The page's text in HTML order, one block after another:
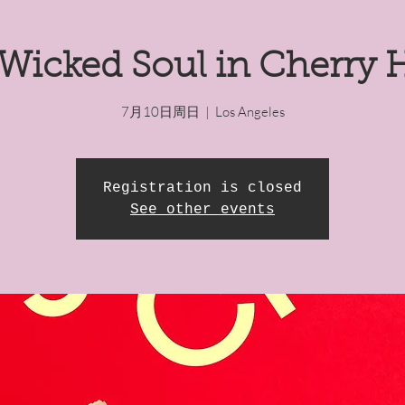
Soul in Cherry
7月10日周日
  |
Los Angeles
Registration is closed
See other events